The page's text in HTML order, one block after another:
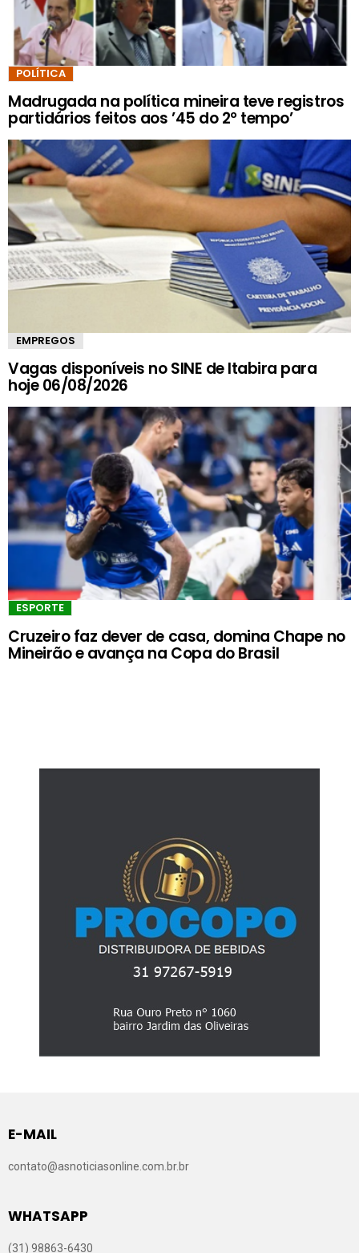
POLÍTICA
Madrugada na política mineira teve registros
partidários feitos aos ’45 do 2º tempo’
EMPREGOS
Vagas disponíveis no SINE de Itabira para
hoje 06/08/2026
ESPORTE
Cruzeiro faz dever de casa, domina Chape no
Mineirão e avança na Copa do Brasil
E-MAIL
contato@asnoticiasonline.com.br.br
WHATSAPP
(31) 98863-6430